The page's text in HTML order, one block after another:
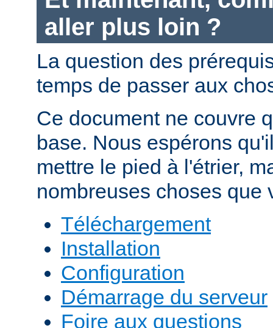
aller plus loin ?
La question des
temps de passer aux
Ce document ne couvre
base. Nous espérons
mettre le pied à l'étrier,
nombreuses choses que
Téléchargement
Installation
Configuration
Démarrage du serveur
Foire aux questions